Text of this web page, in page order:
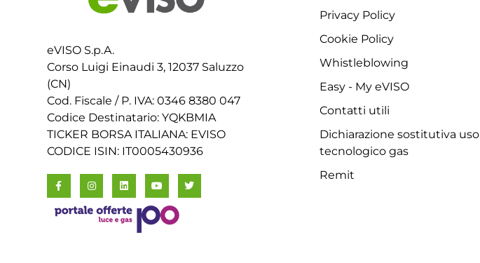
eVISO S.p.A.
Corso Luigi Einaudi 3, 12037 Saluzzo
(CN)
Cod. Fiscale / P. IVA: 0346 8380 047
Codice Destinatario: YQKBMIA
TICKER BORSA ITALIANA: EVISO
CODICE ISIN: IT0005430936
Privacy Policy
Cookie Policy
Whistleblowing
Easy - My eVISO
Contatti utili
Dichiarazione sostitutiva uso
tecnologico gas
Remit